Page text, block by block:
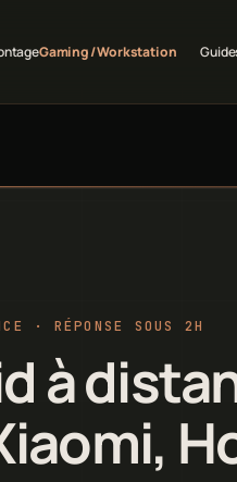
Gaming / Workstation
· RÉPONSE SOUS 2H
à